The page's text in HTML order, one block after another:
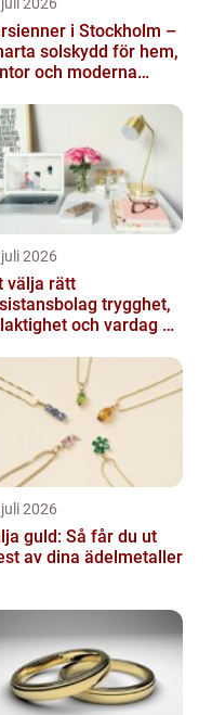
i Stockholm –
solskydd för hem,
och moderna
2026
välja rätt
trygghet,
och vardag på
2026
guld: Så får du ut
av dina ädelmetaller